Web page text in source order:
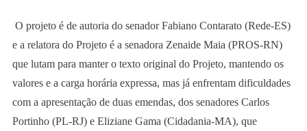
O projeto é de autoria do senador Fabiano Contarato (Rede-ES)
e a relatora do Projeto é a senadora Zenaide Maia (PROS-RN)
que lutam para manter o texto original do Projeto, mantendo os
valores e a carga horária expressa, mas já enfrentam dificuldades
com a apresentação de duas emendas, dos senadores Carlos
Portinho (PL-RJ) e Eliziane Gama (Cidadania-MA), que